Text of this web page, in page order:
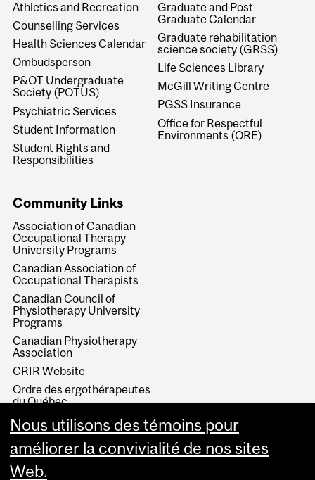
Athletics and Recreation
Counselling Services
Health Sciences Calendar
Ombudsperson
P&OT Undergraduate
Society (POTUS)
Psychiatric Services
Student Information
Student Rights and
Responsibilities
Graduate and Post-
Graduate Calendar
Graduate rehabilitation
science society (GRSS)
Life Sciences Library
McGill Writing Centre
PGSS Insurance
Office for Respectful
Environments (ORE)
Community Links
Association of Canadian
Occupational Therapy
University Programs
Canadian Association of
Occupational Therapists
Canadian Council of
Physiotherapy University
Programs
Canadian Physiotherapy
Association
CRIR Website
Ordre des ergothérapeutes
du Québec
Ordre professionnel de la
physiothérapie du Québec
Nous utilisons des témoins pour
améliorer la convivialité de nos sites
Web.